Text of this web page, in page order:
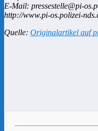
E-Mail: pressestelle@pi-
http://www.pi-os.polizei-
Quelle: Originalartikel auf